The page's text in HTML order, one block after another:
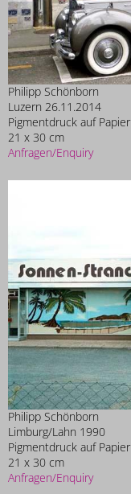
Philipp Schönborn
Luzern 26.11.2014
Pigmentdruck auf Papier
21 x 30 cm
Anfragen/Enquiry
Philipp Schönborn
Limburg/Lahn 1990
Pigmentdruck auf Papier
21 x 30 cm
Anfragen/Enquiry